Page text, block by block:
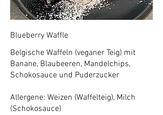
Blueberry Waffle
Belgische Waffeln (veganer Teig) mit
Banane, Blaubeeren, Mandelchips,
Schokosauce und Puderzucker
Allergene: Weizen (Waffelteig), Milch
(Schokosauce)